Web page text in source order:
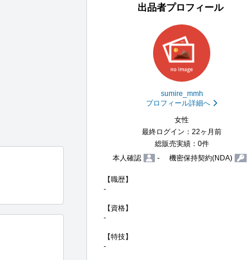
出品者プロフィール
sumire_mmh
プロフィール詳細へ
女性
最終ログイン：22ヶ月前
総販売実績：0件
本人確認
- 機密保持契約(NDA)
【職歴】
-
【資格】
-
【特技】
-